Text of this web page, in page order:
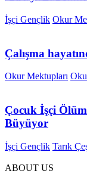
İşçi Gençlik Okur
Çalışma
Okur Mektupları
Çocuk İşçi
Büyüyor
İşçi Gençlik Tarık
ABOUT US